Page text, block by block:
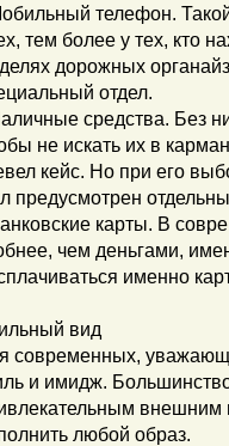
телефон.
тем более у тех, кто
дорожных
отдел.
средства. Без
не искать их в
кейс. Но при его
предусмотрен
карты. В
чем деньгами,
именно
вид
современных,
и имидж.
внешним
любой образ.